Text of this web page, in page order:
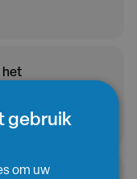
het
gebruik
om uw